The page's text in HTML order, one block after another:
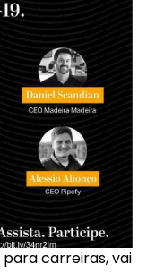
carreiras, vai